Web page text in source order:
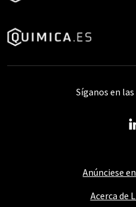
Anúnciese
Acerca de
Síganos en